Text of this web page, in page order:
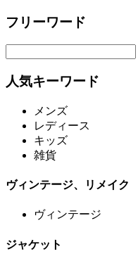
フリーワード
人気キーワード
メンズ
レディース
キッズ
雑貨
ヴィンテージ、リメイク
ヴィンテージ
ジャケット